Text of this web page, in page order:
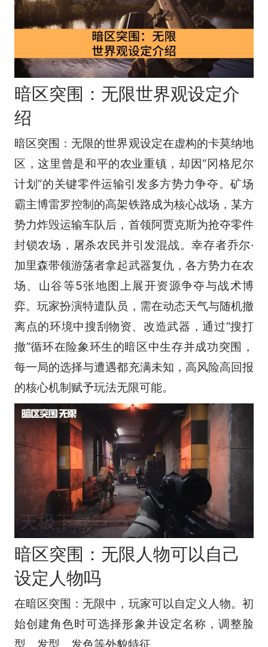
暗区突围：无限世界观设定介
绍
暗区突围：无限的世界观设定在虚构的卡莫纳地
区，这里曾是和平的农业重镇，却因“冈格尼尔
计划”的关键零件运输引发多方势力争夺。矿场
霸主博雷罗控制的高架铁路成为核心战场，某方
势力炸毁运输车队后，首领阿贾克斯为抢夺零件
封锁农场，屠杀农民并引发混战。幸存者乔尔·
加里森带领游荡者拿起武器复仇，各方势力在农
场、山谷等5张地图上展开资源争夺与战术博
弈。玩家扮演特遣队员，需在动态天气与随机撤
离点的环境中搜刮物资、改造武器，通过“搜打
撤”循环在险象环生的暗区中生存并成功突围，
每一局的选择与遭遇都充满未知，高风险高回报
的核心机制赋予玩法无限可能。
暗区突围：无限人物可以自己
设定人物吗
在暗区突围：无限中，玩家可以自定义人物。初
始创建角色时可选择形象并设定名称，调整脸